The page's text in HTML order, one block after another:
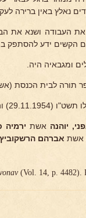
נאלץ באין ברירה
העבודה ושנא את
הקשים ידע להסתפק
ומגבאיה היה.
תורה לבית הכנסת
הישן בראשון לציון.
יוהנה אשת ירמיה
אשת אברהם
(Vol. 14, p. 4482).